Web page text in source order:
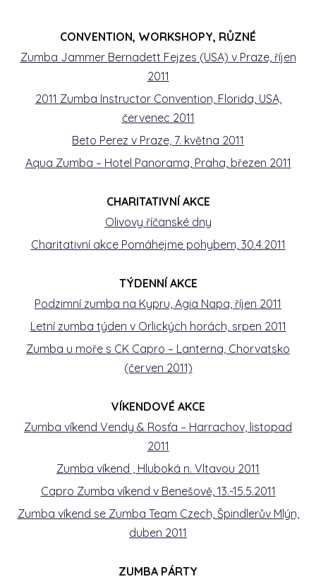
CONVENTION, WORKSHOPY, RŮZNÉ
Zumba Jammer Bernadett Fejzes (USA) v Praze, říjen
2011
2011 Zumba Instructor Convention, Florida, USA,
červenec 2011
Beto Perez v Praze, 7. května 2011
Aqua Zumba – Hotel Panorama, Praha, březen 2011
CHARITATIVNÍ AKCE
Olivovy říčanské dny
Charitativní akce Pomáhejme pohybem, 30.4.2011
TÝDENNÍ AKCE
Podzimní zumba na Kypru, Agia Napa, říjen 2011
Letní zumba týden v Orlických horách, srpen 2011
Zumba u moře s CK Capro – Lanterna, Chorvatsko
(červen 2011)
VÍKENDOVÉ AKCE
Zumba víkend Vendy & Rosťa – Harrachov, listopad
2011
Zumba víkend , Hluboká n. Vltavou 2011
Capro Zumba víkend v Benešově, 13.-15.5.2011
Zumba víkend se Zumba Team Czech, Špindlerův Mlýn,
duben 2011
ZUMBA PÁRTY